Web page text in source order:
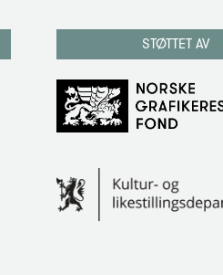
STØTTET AV